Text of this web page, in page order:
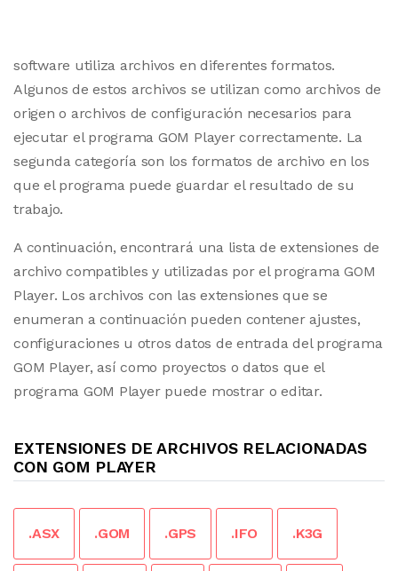
software utiliza archivos en diferentes formatos.
Algunos de estos archivos se utilizan como archivos de
origen o archivos de configuración necesarios para
ejecutar el programa GOM Player correctamente. La
segunda categoría son los formatos de archivo en los
que el programa puede guardar el resultado de su
trabajo.
A continuación, encontrará una lista de extensiones de
archivo compatibles y utilizadas por el programa GOM
Player. Los archivos con las extensiones que se
enumeran a continuación pueden contener ajustes,
configuraciones u otros datos de entrada del programa
GOM Player, así como proyectos o datos que el
programa GOM Player puede mostrar o editar.
EXTENSIONES DE ARCHIVOS RELACIONADAS
CON GOM PLAYER
.ASX .GOM .GPS .IFO .K3G